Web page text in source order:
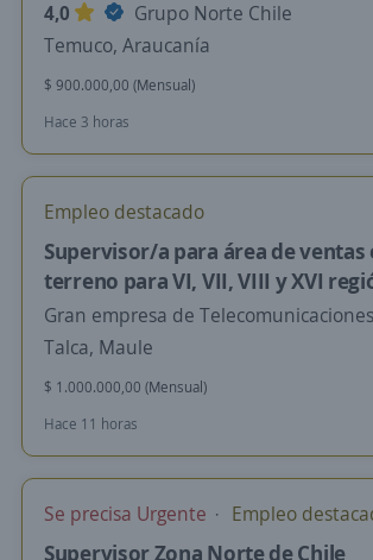
4,0
Grupo Norte Chile
Temuco, Araucanía
$ 900.000,00 (Mensual)
Hace 3 horas
Empleo destacado
Supervisor/a para área de ventas
terreno para VI, VII, VIII y XVI
Gran empresa de Telecomunicaciones
Talca, Maule
$ 1.000.000,00 (Mensual)
Hace 11 horas
Se precisa Urgente Empleo
Supervisor Zona Norte de Chile